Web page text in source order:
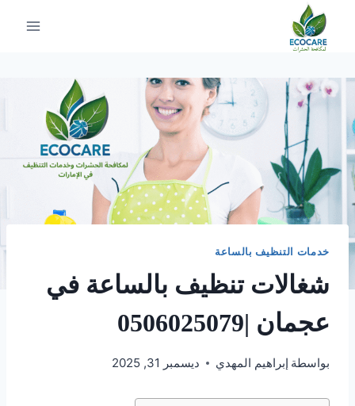
التجاوز
خدمات التنظيف بالساعة
شغالات تنظيف بالساعة في
عجمان |0506025079
بواسطة إبراهيم المهدي ديسمبر 31, 2025